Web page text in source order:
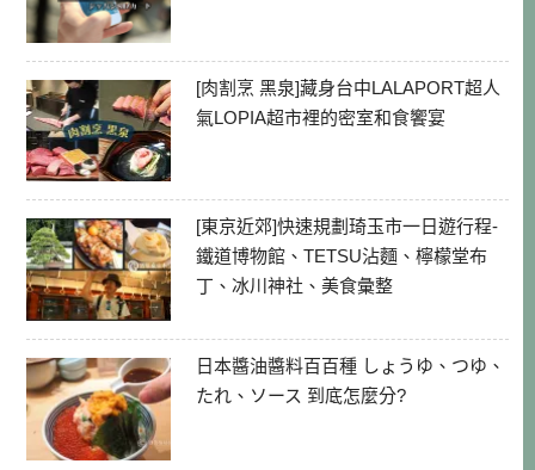
[肉割烹 黑泉]藏身台中LALAPORT超人
氣LOPIA超市裡的密室和食饗宴
[東京近郊]快速規劃琦玉市一日遊行程-
鐵道博物館、TETSU沾麵、檸檬堂布
丁、冰川神社、美食彙整
日本醬油醬料百百種 しょうゆ、つゆ、
たれ、ソース 到底怎麼分?